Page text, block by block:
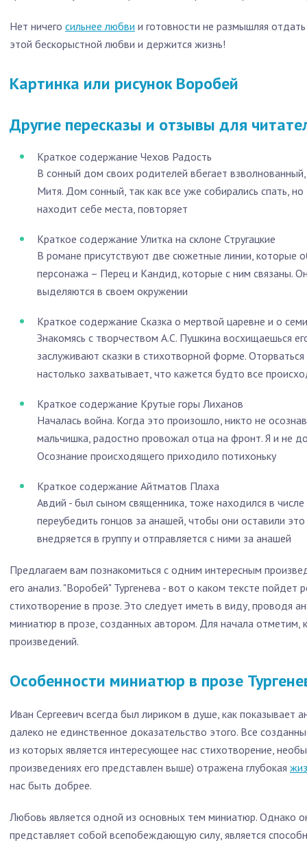
Нет ничего сильнее любви и готовности не размышляя
этой бескорыстной любви и держится жизнь!
Картинка или рисунок Воробей
Другие пересказы и отзывы для
Краткое содержание Чехов Радость
В сонный дом своих родителей вбегает
Митя. Дом сонный, так как все уже собирались спать,
находит себе места, повторяет
Краткое содержание Улитка на склоне Стругацкие
В романе присутствуют две сюжетные линии, которые
персонажа – Перец и Кандид, которые с ним связаны.
выделяются в своем окружении
Краткое содержание Сказка о мертвой царевне и о
Знакомясь с творчеством А.С. Пушкина восхищаешься
заслуживают сказки в стихотворной форме.
настолько захватывает, что кажется будто все
Краткое содержание Крутые горы Лиханов
Началась война. Когда это произошло, никто не
мальчишка, радостно провожал отца на фронт. Я и не
Осознание происходящего приходило потихоньку
Краткое содержание Айтматов Плаха
Авдий - был сыном священника, тоже находился в
переубедить гонцов за анашей, чтобы они оставили
внедряется в группу и отправляется с ними за анашей
Предлагаем вам познакомиться с одним интересным
его анализ. "Воробей" Тургенева - вот о каком тексте пойдет
стихотворение в прозе. Это следует иметь в виду, проводя
миниатюр в прозе, созданных автором. Для начала отметим,
произведений.
Особенности миниатюр в прозе
Иван Сергеевич всегда был лириком в душе, как показывает
далеко не единственное доказательство этого. Все
из которых является интересующее нас стихотворение,
произведениях его представлен выше) отражена глубокая
нас быть добрее.
Любовь является одной из основных тем миниатюр. Однако
представляет собой всепобеждающую силу, является